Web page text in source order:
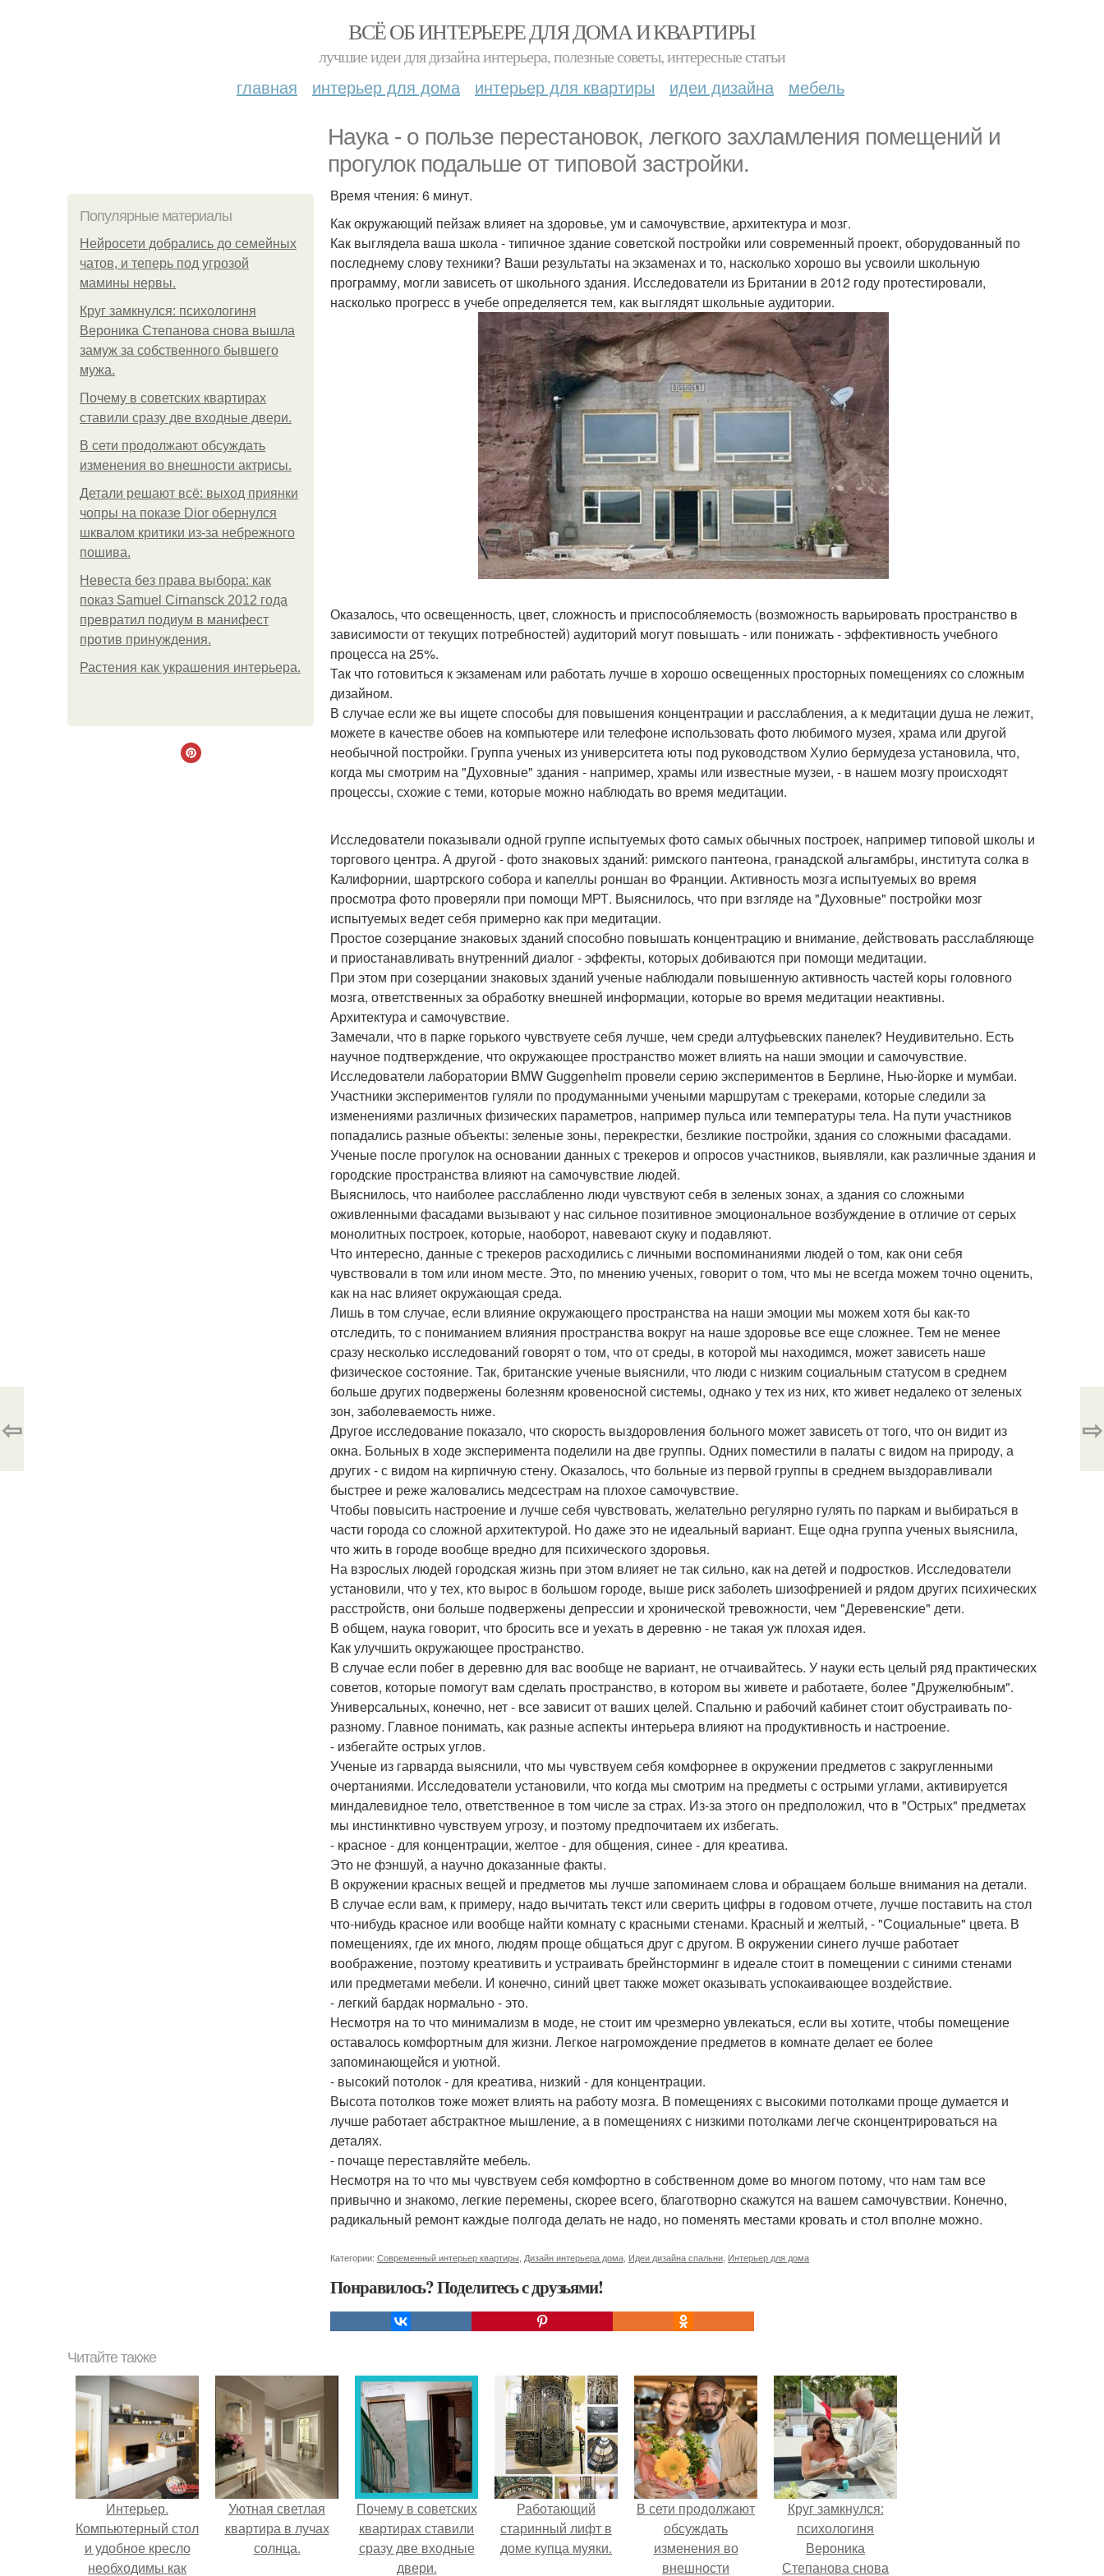
ВСЁ ОБ ИНТЕРЬЕРЕ ДЛЯ ДОМА И КВАРТИРЫ
лучшие идеи для дизайна интерьера, полезные советы, интересные статьи
главная интерьер для дома интерьер для квартиры идеи дизайна мебель
Наука - о пользе перестановок, легкого захламления помещений и
прогулок подальше от типовой застройки.
Популярные материалы
Нейросети добрались до семейных
чатов, и теперь под угрозой
мамины нервы.
Круг замкнулся: психологиня
Вероника Степанова снова вышла
замуж за собственного бывшего
мужа.
Почему в советских квартирах
ставили сразу две входные двери.
В сети продолжают обсуждать
изменения во внешности актрисы.
Детали решают всё: выход приянки
чопры на показе Dior обернулся
шквалом критики из-за небрежного
пошива.
Невеста без права выбора: как
показ Samuel Cirnansck 2012 года
превратил подиум в манифест
против принуждения.
Растения как украшения интерьера.
Время чтения: 6 минут.
Как окружающий пейзаж влияет на здоровье, ум и самочувствие, архитектура и мозг.
Как выглядела ваша школа - типичное здание советской постройки или современный проект, оборудованный по
последнему слову техники? Ваши результаты на экзаменах и то, насколько хорошо вы усвоили школьную
программу, могли зависеть от школьного здания. Исследователи из Британии в 2012 году протестировали,
насколько прогресс в учебе определяется тем, как выглядят школьные аудитории.
Оказалось, что освещенность, цвет, сложность и приспособляемость (возможность варьировать пространство в
зависимости от текущих потребностей) аудиторий могут повышать - или понижать - эффективность учебного
процесса на 25%.
Так что готовиться к экзаменам или работать лучше в хорошо освещенных просторных помещениях со сложным
дизайном.
В случае если же вы ищете способы для повышения концентрации и расслабления, а к медитации душа не лежит,
можете в качестве обоев на компьютере или телефоне использовать фото любимого музея, храма или другой
необычной постройки. Группа ученых из университета юты под руководством Хулио бермудеза установила, что,
когда мы смотрим на "Духовные" здания - например, храмы или известные музеи, - в нашем мозгу происходят
процессы, схожие с теми, которые можно наблюдать во время медитации.
Исследователи показывали одной группе испытуемых фото самых обычных построек, например типовой школы и
торгового центра. А другой - фото знаковых зданий: римского пантеона, гранадской альгамбры, института солка в
Калифорнии, шартрского собора и капеллы роншан во Франции. Активность мозга испытуемых во время
просмотра фото проверяли при помощи МРТ. Выяснилось, что при взгляде на "Духовные" постройки мозг
испытуемых ведет себя примерно как при медитации.
Простое созерцание знаковых зданий способно повышать концентрацию и внимание, действовать расслабляюще
и приостанавливать внутренний диалог - эффекты, которых добиваются при помощи медитации.
При этом при созерцании знаковых зданий ученые наблюдали повышенную активность частей коры головного
мозга, ответственных за обработку внешней информации, которые во время медитации неактивны.
Архитектура и самочувствие.
Замечали, что в парке горького чувствуете себя лучше, чем среди алтуфьевских панелек? Неудивительно. Есть
научное подтверждение, что окружающее пространство может влиять на наши эмоции и самочувствие.
Исследователи лаборатории BMW Guggenheim провели серию экспериментов в Берлине, Нью-йорке и мумбаи.
Участники экспериментов гуляли по продуманными учеными маршрутам с трекерами, которые следили за
изменениями различных физических параметров, например пульса или температуры тела. На пути участников
попадались разные объекты: зеленые зоны, перекрестки, безликие постройки, здания со сложными фасадами.
Ученые после прогулок на основании данных с трекеров и опросов участников, выявляли, как различные здания и
городские пространства влияют на самочувствие людей.
Выяснилось, что наиболее расслабленно люди чувствуют себя в зеленых зонах, а здания со сложными
оживленными фасадами вызывают у нас сильное позитивное эмоциональное возбуждение в отличие от серых
монолитных построек, которые, наоборот, навевают скуку и подавляют.
Что интересно, данные с трекеров расходились с личными воспоминаниями людей о том, как они себя
чувствовали в том или ином месте. Это, по мнению ученых, говорит о том, что мы не всегда можем точно оценить,
как на нас влияет окружающая среда.
Лишь в том случае, если влияние окружающего пространства на наши эмоции мы можем хотя бы как-то
отследить, то с пониманием влияния пространства вокруг на наше здоровье все еще сложнее. Тем не менее
сразу несколько исследований говорят о том, что от среды, в которой мы находимся, может зависеть наше
физическое состояние. Так, британские ученые выяснили, что люди с низким социальным статусом в среднем
больше других подвержены болезням кровеносной системы, однако у тех из них, кто живет недалеко от зеленых
зон, заболеваемость ниже.
Другое исследование показало, что скорость выздоровления больного может зависеть от того, что он видит из
окна. Больных в ходе эксперимента поделили на две группы. Одних поместили в палаты с видом на природу, а
других - с видом на кирпичную стену. Оказалось, что больные из первой группы в среднем выздоравливали
быстрее и реже жаловались медсестрам на плохое самочувствие.
Чтобы повысить настроение и лучше себя чувствовать, желательно регулярно гулять по паркам и выбираться в
части города со сложной архитектурой. Но даже это не идеальный вариант. Еще одна группа ученых выяснила,
что жить в городе вообще вредно для психического здоровья.
На взрослых людей городская жизнь при этом влияет не так сильно, как на детей и подростков. Исследователи
установили, что у тех, кто вырос в большом городе, выше риск заболеть шизофренией и рядом других психических
расстройств, они больше подвержены депрессии и хронической тревожности, чем "Деревенские" дети.
В общем, наука говорит, что бросить все и уехать в деревню - не такая уж плохая идея.
Как улучшить окружающее пространство.
В случае если побег в деревню для вас вообще не вариант, не отчаивайтесь. У науки есть целый ряд практических
советов, которые помогут вам сделать пространство, в котором вы живете и работаете, более "Дружелюбным".
Универсальных, конечно, нет - все зависит от ваших целей. Спальню и рабочий кабинет стоит обустраивать по-
разному. Главное понимать, как разные аспекты интерьера влияют на продуктивность и настроение.
- избегайте острых углов.
Ученые из гарварда выяснили, что мы чувствуем себя комфорнее в окружении предметов с закругленными
очертаниями. Исследователи установили, что когда мы смотрим на предметы с острыми углами, активируется
миндалевидное тело, ответственное в том числе за страх. Из-за этого он предположил, что в "Острых" предметах
мы инстинктивно чувствуем угрозу, и поэтому предпочитаем их избегать.
- красное - для концентрации, желтое - для общения, синее - для креатива.
Это не фэншуй, а научно доказанные факты.
В окружении красных вещей и предметов мы лучше запоминаем слова и обращаем больше внимания на детали.
В случае если вам, к примеру, надо вычитать текст или сверить цифры в годовом отчете, лучше поставить на стол
что-нибудь красное или вообще найти комнату с красными стенами. Красный и желтый, - "Социальные" цвета. В
помещениях, где их много, людям проще общаться друг с другом. В окружении синего лучше работает
воображение, поэтому креативить и устраивать брейнсторминг в идеале стоит в помещении с синими стенами
или предметами мебели. И конечно, синий цвет также может оказывать успокаивающее воздействие.
- легкий бардак нормально - это.
Несмотря на то что минимализм в моде, не стоит им чрезмерно увлекаться, если вы хотите, чтобы помещение
оставалось комфортным для жизни. Легкое нагромождение предметов в комнате делает ее более
запоминающейся и уютной.
- высокий потолок - для креатива, низкий - для концентрации.
Высота потолков тоже может влиять на работу мозга. В помещениях с высокими потолками проще думается и
лучше работает абстрактное мышление, а в помещениях с низкими потолками легче сконцентрироваться на
деталях.
- почаще переставляйте мебель.
Несмотря на то что мы чувствуем себя комфортно в собственном доме во многом потому, что нам там все
привычно и знакомо, легкие перемены, скорее всего, благотворно скажутся на вашем самочувствии. Конечно,
радикальный ремонт каждые полгода делать не надо, но поменять местами кровать и стол вполне можно.
Категории: Современный интерьер квартиры Дизайн интерьера дома Идеи дизайна спальни Интерьер для дома
Понравилось? Поделитесь с друзьями!
⇦ ⇨
Читайте также
Интерьер.
Компьютерный стол
и удобное кресло
необходимы как
Уютная светлая
квартира в лучах
солнца.
Почему в советских
квартирах ставили
сразу две входные
двери.
Работающий
старинный лифт в
доме купца муяки.
В сети продолжают
обсуждать
изменения во
внешности
Круг замкнулся:
психологиня
Вероника
Степанова снова